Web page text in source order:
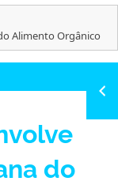
Alimento Orgânico
do